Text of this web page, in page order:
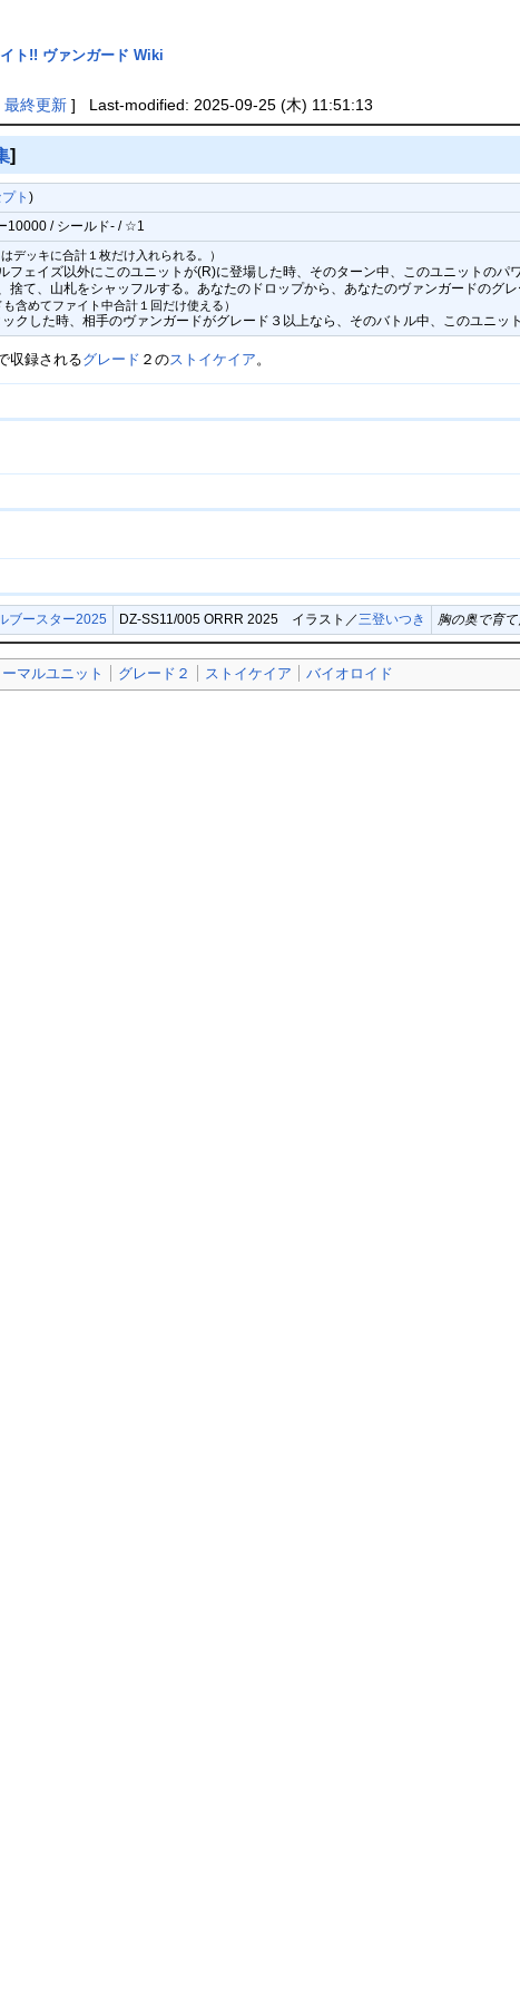
ト!! ヴァンガード Wiki
最終更新] Last-modified: 2025-09-25 (木) 11:51:13
]
プト)
10000 / シールド- / ☆1
はデッキに合計１枚だけ入れられる。）
フェイズ以外にこのユニットが(R)に登場した時、そのターン中、このユニットのパ
捨て、山札をシャッフルする。あなたのドロップから、あなたのヴァンガードのグ
含めてファイト中合計１回だけ使える）
ックした時、相手のヴァンガードがグレード３以上なら、そのバトル中、このユニ
収録されるグレード ２のストイケイア。
ブースター2025 DZ-SS11/005 ORRR 2025 イラスト／ 三登いつき 胸の奥で育
ーマルユニット グレード２ ストイケイア バイオロイド